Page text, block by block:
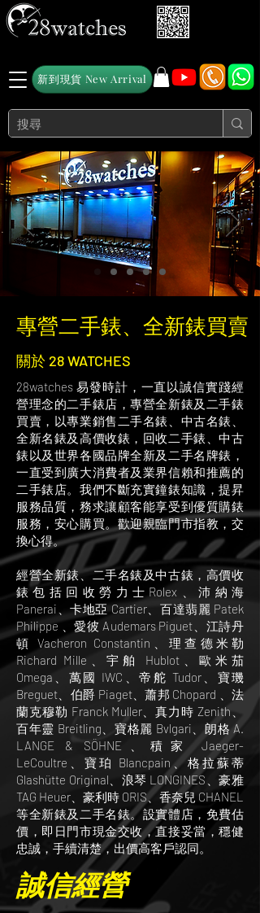
新到現貨 New Arrival
專營二手錶、全新錶買賣
關於 28 WATCHES
28watches 易發時計，一直以誠信實踐經
營理念的二手錶店，專營全新錶及二手錶
買賣，以專業銷售二手名錶、中古名錶、
全新名錶及高價收錶，回收二手錶、中古
錶以及世界各國品牌全新及二手名牌錶，
一直受到廣大消費者及業界信賴和推薦的
二手錶店。我們不斷充實鐘錶知識，提昇
服務品質，務求讓顧客能享受到優質購錶
服務，安心購買。歡迎親臨門市指教，交
換心得。
經營全新錶、二手名錶及中古錶，高價收
錶包括回收勞力士Rolex、沛納海
Panerai、卡地亞 Cartier、百達翡麗 Patek
Philippe 、愛彼 Audemars Piguet、江詩丹
頓 Vacheron Constantin、理查德米勒
Richard Mille、宇舶 Hublot、歐米茄
Omega、萬國 IWC、帝舵 Tudor、寶璣
Breguet、伯爵 Piaget、蕭邦 Chopard 、法
蘭克穆勒 Franck Muller、真力時 Zenith、
百年靈 Breitling、寶格麗 Bvlgari、朗格 A.
LANGE & SÖHNE、積家 Jaeger-
LeCoultre、寶珀 Blancpain、格拉蘇蒂
Glashütte Original、浪琴 LONGINES、豪雅
TAG Heuer、豪利時 ORIS、香奈兒 CHANEL
等全新錶及二手名錶。設實體店，免費估
價，即日門市現金交收，直接妥當，穩健
忠誠，手續清楚，出價高客戶認同。
誠信經營